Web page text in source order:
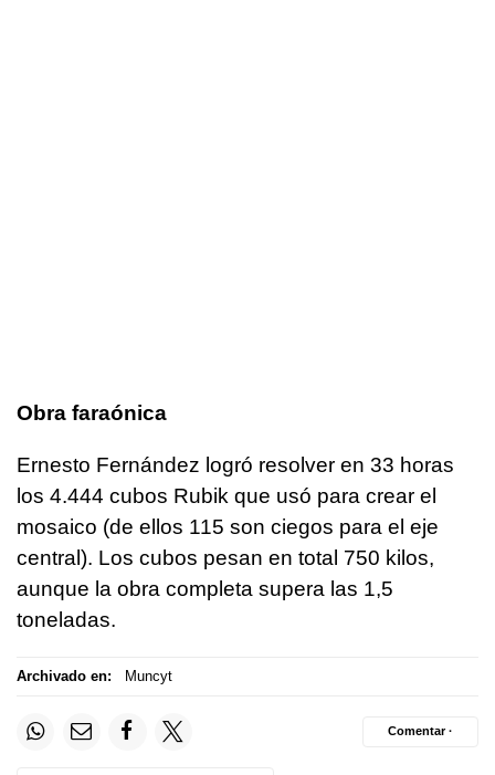
Obra faraónica
Ernesto Fernández logró resolver en 33 horas
los 4.444 cubos Rubik que usó para crear el
mosaico (de ellos 115 son ciegos para el eje
central). Los cubos pesan en total 750 kilos,
aunque la obra completa supera las 1,5
toneladas.
Archivado en: Muncyt
Comentar ·